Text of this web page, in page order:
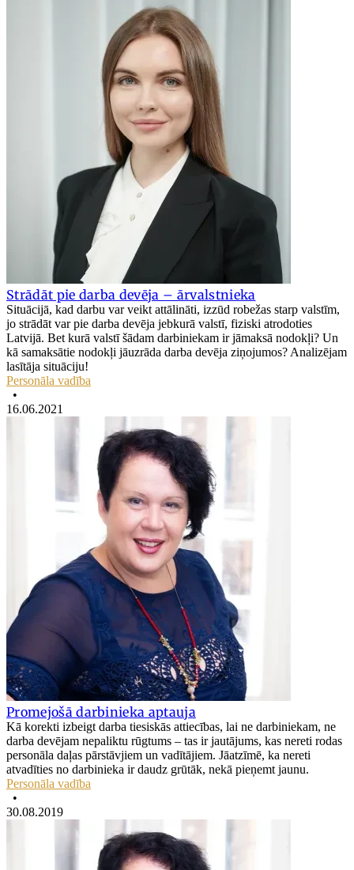
Strādāt pie darba devēja – ārvalstnieka
Situācijā, kad darbu var veikt attālināti, izzūd robežas starp valstīm,
jo strādāt var pie darba devēja jebkurā valstī, fiziski atrodoties
Latvijā. Bet kurā valstī šādam darbiniekam ir jāmaksā nodokļi? Un
kā samaksātie nodokļi jāuzrāda darba devēja ziņojumos? Analizējam
lasītāja situāciju!
Personāla vadība
•
16.06.2021
Promejošā darbinieka aptauja
Kā korekti izbeigt darba tiesiskās attiecības, lai ne darbiniekam, ne
darba devējam nepaliktu rūgtums – tas ir jautājums, kas nereti rodas
personāla daļas pārstāvjiem un vadītājiem. Jāatzīmē, ka nereti
atvadīties no darbinieka ir daudz grūtāk, nekā pieņemt jaunu.
Personāla vadība
•
30.08.2019